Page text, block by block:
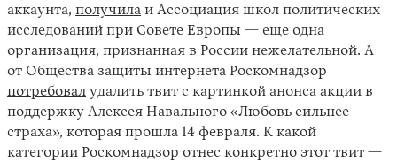
аккаунта, получила и Ассоциация школ политических
исследований при Совете Европы — еще одна
организация, признанная в России нежелательной. А
от Общества защиты интернета Роскомнадзор
потребовал удалить твит с картинкой анонса акции в
поддержку Алексея Навального «Любовь сильнее
страха», которая прошла 14 февраля. К какой
категории Роскомнадзор отнес конкретно этот твит —